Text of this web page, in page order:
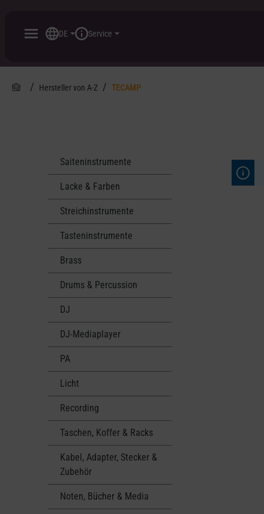
DE Service
Hersteller von A-Z TECAMP
Saiteninstrumente
Lacke & Farben
Streichinstrumente
Tasteninstrumente
Brass
Drums & Percussion
DJ
DJ-Mediaplayer
PA
Licht
Recording
Taschen, Koffer & Racks
Kabel, Adapter, Stecker &
Zubehör
Noten, Bücher & Media